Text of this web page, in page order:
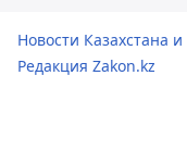
Новости Казахстана
Редакция Zakon.kz